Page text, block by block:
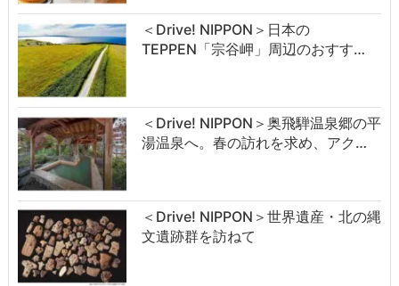
＜Drive! NIPPON＞日本の
TEPPEN「宗谷岬」周辺のおすす…
＜Drive! NIPPON＞奥飛騨温泉郷の平
湯温泉へ。春の訪れを求め、アク…
＜Drive! NIPPON＞世界遺産・北の縄
文遺跡群を訪ねて